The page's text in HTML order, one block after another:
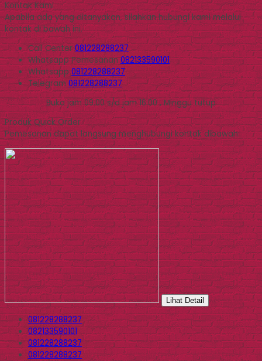
Kontak Kami
Apabila ada yang ditanyakan, silahkan hubungi kami melalui
kontak di bawah ini.
Call Center081228288237
WhatsappPemesanan 082133590101
Whatsapp081228288237
Telegram081228288237
Buka jam 09.00 s/d jam 16.00 , Minggu tutup
Produk Quick Order
Pemesanan dapat langsung menghubungi kontak dibawah:
Lihat Detail
081228288237
082133590101
081228288237
081228288237